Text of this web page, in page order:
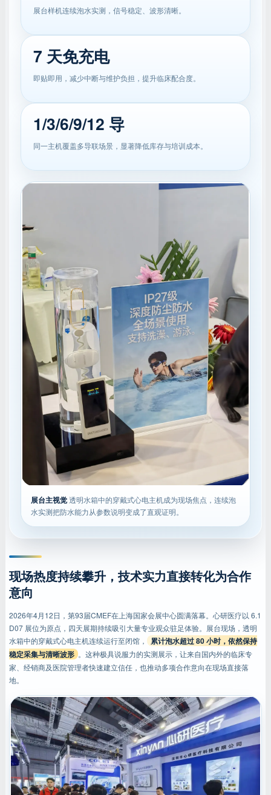
展台样机连续泡水实测，信号稳定、波形清晰。
7 天免充电
即贴即用，减少中断与维护负担，提升临床配合度。
1/3/6/9/12 导
同一主机覆盖多导联场景，显著降低库存与培训成本。
展台主视觉透明水箱中的穿戴式心电主机成为现场焦点，连续泡
水实测把防水能力从参数说明变成了直观证明。
现场热度持续攀升，技术实力直接转化为合作
意向
2026年4月12日，第93届CMEF在上海国家会展中心圆满落幕。心研医疗以 6.1
D07 展位为原点，四天展期持续吸引大量专业观众驻足体验。展台现场，透明
水箱中的穿戴式心电主机连续运行至闭馆，
累计泡水超过 80 小时，依然保持
稳定采集与清晰波形 。这种极具说服力的实测展示，让来自国内外的临床专
家、经销商及医院管理者快速建立信任，也推动多项合作意向在现场直接落
地。